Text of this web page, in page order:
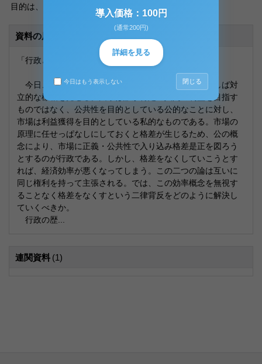
目的は、労使協調の双方の繁栄、とされる。
資料の原本内容
「行政と経営の相違について」
今日、「市場の原理」と「国家の論理」とは、しばしば対
立的な様相を見せる。国家は誰か特定の人間の利益を目指す
ものではなく、公共性を目的としている公的なことに対し、
市場は利益獲得を目的としている私的なものである。市場の
原理に任せっぱなしにしておくと格差が生じるため、公の概
念により、市場に正義・公共性で入り込み格差是正を図ろう
とするのが行政である。しかし、格差をなくしていこうとす
れば、経済効率が悪くなってしまう。この二つの論は互いに
同じ権利を持って主張される。では、この効率概念を無視す
ることなく格差をなくすという二律背反をどのように解決し
ていくべきか。
行政の歴...
連関資料 (1)
導入価格：100円
(通常200円)
詳細を見る
今日はもう表示しない 閉じる